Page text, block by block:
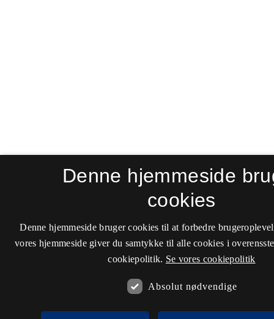
Denne hjemmeside
cookies
Denne hjemmeside bruger cookies til at forbedre
vores hjemmeside giver du samtykke til alle cookies i
cookiepolitik. Se vores cookiepolitik
Absolut nødvendige